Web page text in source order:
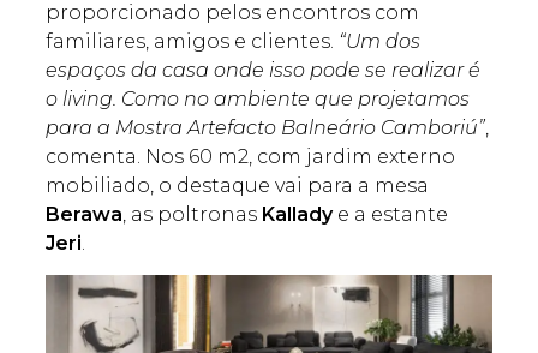
proporcionado pelos encontros com
familiares, amigos e clientes. “Um dos
espaços da casa onde isso pode se realizar é
o living. Como no ambiente que projetamos
para a Mostra Artefacto Balneário Camboriú”,
comenta. Nos 60 m2, com jardim externo
mobiliado, o destaque vai para a mesa
Berawa, as poltronas Kalladye a estante
Jeri.